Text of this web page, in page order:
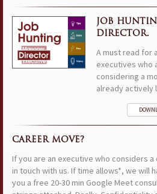
JOB
DIRECTOR.
A must read for
executives who
considering a
already actively
CAREER MOVE?
If you are an executive who considers
in touch with us. If time allows*, we will
you a free 20-30 min Google Meet